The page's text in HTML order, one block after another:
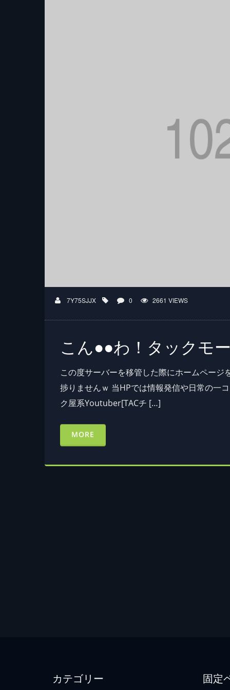
7Y75SJJX 0 2661 VIEWS
こん●●わ！タックモ
この度サーバーを移管した際にホームペー
捗りませんｗ 当HPでは情報発信や日常の一
ク屋系Youtuber[TACチ […]
MORE
カテゴリー 固定